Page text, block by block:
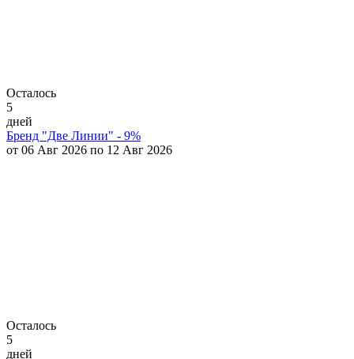
Осталось
5
дней
Бренд "Две Линии" - 9%
от 06 Авг 2026 по 12 Авг 2026
Осталось
5
дней